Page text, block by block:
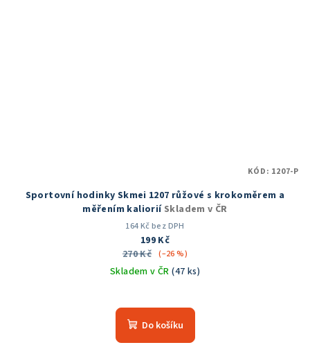
Sportovní hodinky Skmei 1207 růžové s krokoměrem a
měřením kaliorií Skladem v ČR
164 Kč bez DPH
199 Kč
270 Kč (–26 %)
Skladem v ČR(47 ks)
hodnocení
produktu
Do košíku
KÓD: 1207-P